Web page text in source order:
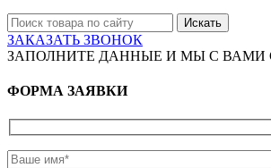
Искать
ЗАКАЗАТЬ ЗВОНОК
ЗАПОЛНИТЕ ДАННЫЕ И МЫ С ВАМИ
ФОРМА ЗАЯВКИ